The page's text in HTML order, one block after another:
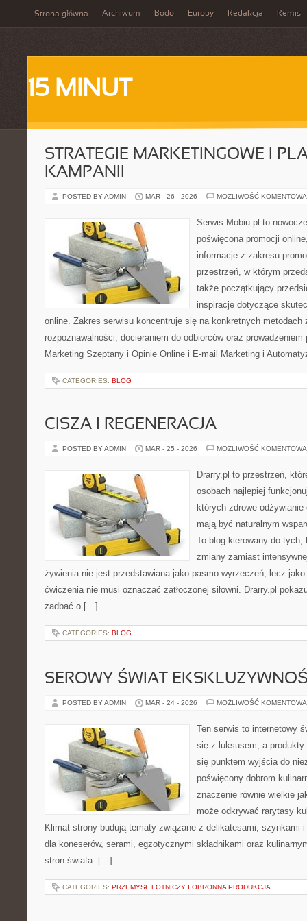
Strona główna Archiwum Bodo Europy Redakcja Remis
15 MINUT
STRATEGIE MARKETINGOWE I
KAMPANII
POSTED BY ADMIN MAR - 26 - 2026 MOŻLIWOŚĆ
Serwis Mobiu.pl to
poświęcona promocji
informacje z zakresu
przestrzeń, w którym
także początkujący
inspiracje dotyczące
online. Zakres serwisu koncentruje się na konkretnych metodach
rozpoznawalności, docieraniem do odbiorców oraz
Marketing Szeptany i Opinie Online i E-mail Marketing i
CATEGORIES: BLOG
CISZA I REGENERACJA
POSTED BY ADMIN MAR - 25 - 2026 MOŻLIWOŚĆ
Drarry.pl to przestrzeń,
osobach najlepiej
których zdrowe
mają być naturalnym
To blog kierowany do tych,
zmiany zamiast
żywienia nie jest przedstawiana jako pasmo wyrzeczeń, lecz
ćwiczenia nie musi oznaczać zatłoczonej siłowni. Drarry.pl
zadbać o […]
CATEGORIES: BLOG
SEROWY ŚWIAT
POSTED BY ADMIN MAR - 24 - 2026 MOŻLIWOŚĆ
Ten serwis to internetowy
się z luksusem, a
się punktem wyjścia do
poświęcony dobrom
znaczenie równie wielkie
może odkrywać rarytasy
Klimat strony budują tematy związane z delikatesami, szynkami
dla koneserów, serami, egzotycznymi składnikami oraz
stron świata. […]
CATEGORIES: PRZEMYSŁ LOTNICZY I OBRONNA PRODUKCJA